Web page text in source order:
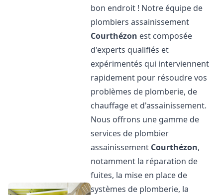
bon endroit ! Notre équipe de
plombiers assainissement
Courthézon est composée
d'experts qualifiés et
expérimentés qui interviennent
rapidement pour résoudre vos
problèmes de plomberie, de
chauffage et d'assainissement.
Nous offrons une gamme de
services de plombier
assainissement Courthézon,
notamment la réparation de
fuites, la mise en place de
systèmes de plomberie, la